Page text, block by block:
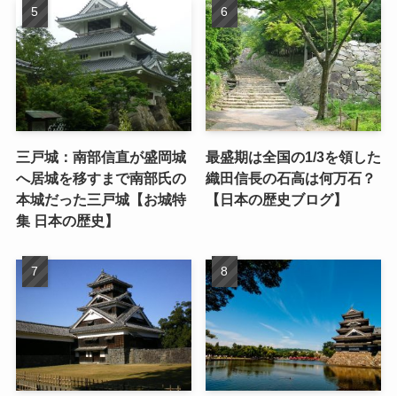
三戸城：南部信直が盛岡城
へ居城を移すまで南部氏の
本城だった三戸城【お城特
集 日本の歴史】
最盛期は全国の1/3を領した
織田信長の石高は何万石？
【日本の歴史ブログ】